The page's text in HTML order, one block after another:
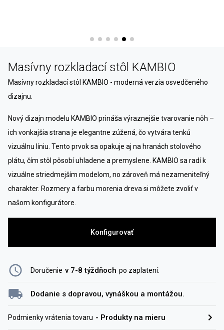
Masívny rozkladací stôl KAMBIO
Masívny rozkladací stôl KAMBIO - moderná verzia osvedčeného
dizajnu.
Nový dizajn modelu KAMBIO prináša výraznejšie tvarovanie nôh –
ich vonkajšia strana je elegantne zúžená, čo vytvára tenkú
vizuálnu líniu. Tento prvok sa opakuje aj na hranách stolového
plátu, čím stôl pôsobí uhladene a premyslene. KAMBIO sa radí k
vizuálne striedmejším modelom, no zároveň má nezameniteľný
charakter. Rozmery a farbu morenia dreva si môžete zvoliť v
našom konfigurátore.
Konfigurovať
Doručenie v 7-8 týždňoch po zaplatení.
Dodanie s dopravou, vynáškou a montážou.
Podmienky vrátenia tovaru - Produkty na mieru